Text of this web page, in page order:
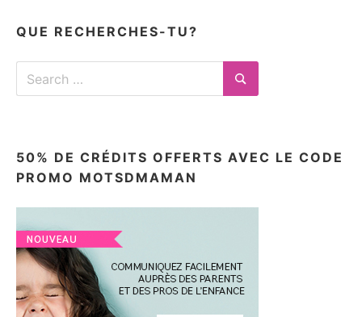
QUE RECHERCHES-TU?
Search
for:
Search
50% DE CRÉDITS OFFERTS AVEC LE CODE
PROMO MOTSDMAMAN